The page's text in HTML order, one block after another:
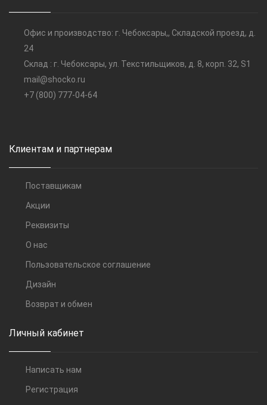
Офис и производство: г. Чебоксары,, Складской проезд, д.
24
Склад : г. Чебоксары, ул. Текстильщиков, д. 8, корп. 32, S1
mail@shocko.ru
+7 (800) 777-04-64
Клиентам и партнерам
Поставщикам
Акции
Реквизиты
О нас
Пользовательское соглашение
Дизайн
Возврат и обмен
Личный кабинет
Написать нам
Регистрация